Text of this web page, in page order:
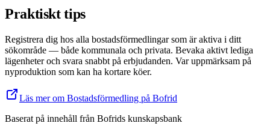
Praktiskt tips
Registrera dig hos alla bostadsförmedlingar som är aktiva i ditt
sökområde — både kommunala och privata. Bevaka aktivt lediga
lägenheter och svara snabbt på erbjudanden. Var uppmärksam på
nyproduktion som kan ha kortare köer.
Läs mer om Bostadsförmedling på Bofrid
Baserat på innehåll från Bofrids kunskapsbank